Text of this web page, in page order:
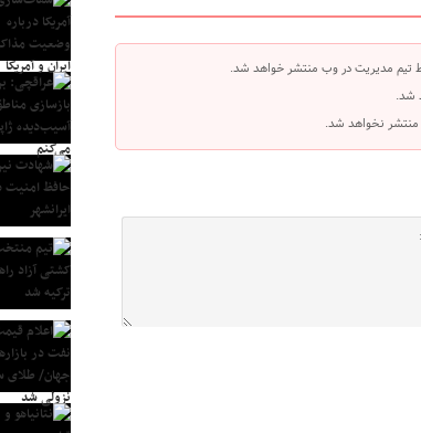
تیم مدیریت در وب منتشر خواهد شد.
شد.
منتشر نخواهد شد.